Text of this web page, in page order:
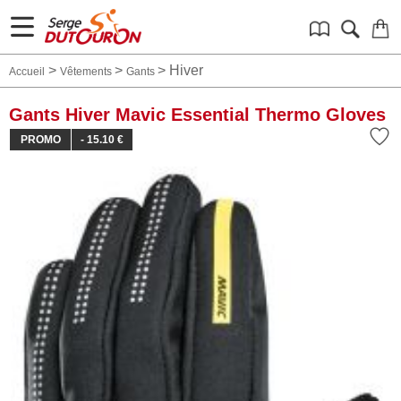
Accueil > Vêtements > Gants > Hiver
Gants Hiver Mavic Essential Thermo Gloves
PROMO - 15.10 €